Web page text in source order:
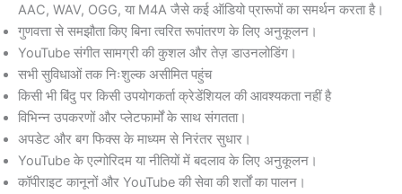
AAC, WAV, OGG, या M4A जैसे कई ऑडियो प्रारूपों का समर्थन करता है।
गुणवत्ता से समझौता किए बिना त्वरित रूपांतरण के लिए अनुकूलन।
YouTube संगीत सामग्री की कुशल और तेज़ डाउनलोडिंग।
सभी सुविधाओं तक निःशुल्क असीमित पहुंच
किसी भी बिंदु पर किसी उपयोगकर्ता क्रेडेंशियल की आवश्यकता नहीं है
विभिन्न उपकरणों और प्लेटफार्मों के साथ संगतता।
अपडेट और बग फिक्स के माध्यम से निरंतर सुधार।
YouTube के एल्गोरिदम या नीतियों में बदलाव के लिए अनुकूलन।
कॉपीराइट कानूनों और YouTube की सेवा की शर्तों का पालन।